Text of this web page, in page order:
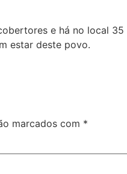
e há no local 35
estar deste povo.
marcados com *